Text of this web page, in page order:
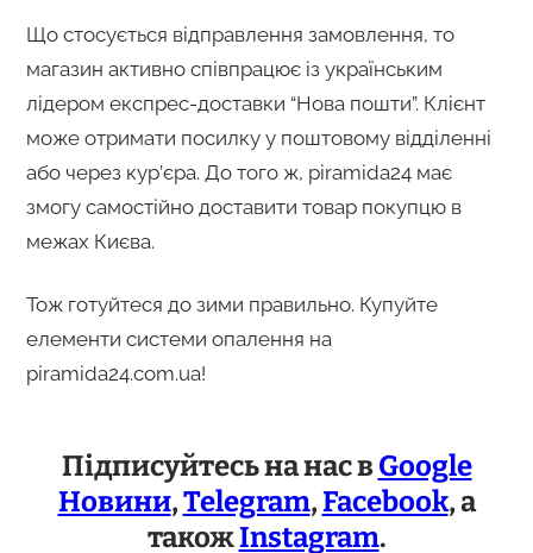
Що стосується відправлення замовлення, то
магазин активно співпрацює із українським
лідером експрес-доставки “Нова пошти”. Клієнт
може отримати посилку у поштовому відділенні
або через кур’єра. До того ж, piramida24 має
змогу самостійно доставити товар покупцю в
межах Києва.
Тож готуйтеся до зими правильно. Купуйте
елементи системи опалення на
piramida24.com.ua!
Підписуйтесь на нас вGoogle
Новини,Telegram,Facebook, а
такожInstagram.